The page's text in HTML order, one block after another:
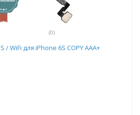
(0)
WiFi для iPhone 6S COPY AAA+